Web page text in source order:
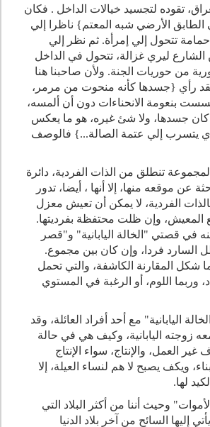
تقوده لتجسيد خيالات الداخل . فكان
الأرضي شبه المعتم} ناظرا إلي
تتحول إلي إمرأة. ثم نظر إلي
الشارع ليري غزالة، تتحول في الداخل
من حوريات الجنة. ولأن صاحبنا هنا
رأي {جسدها كأنه منحوت من مرمر،
بنعومة الانحناءات دون أن ألمسه،
كان جسدها، ولا شئ غيره، هو ما يعكس
يتسرب إلي عتمة الصالة...} فالوصف
تنطلق من الذات الفردية، دائرة
عن موقعه منها، إلا أنها ، أيضا، تدور
الفردية، لا يمكن أن تعيش معزل
المعيش، وإن ظلت محتفظة بفرديتها.
في قصتي "الخالة اليابانية" و"قصر
السارد فردا، وإن كان بين مجموع.
شكل المقارنة الكاشفة، والتي تحمل
وربما اللوم، أو الرغبة في المستوي
اليابانية" مع أحد أفراد العائلة، وقد
زوجته اليابانية، وكيف هي في حالة
العمل، والإنتاج، سواء الإنتاج
ويكف يصبح لا هم لنساء العيلة، إلا
لها.
وحيث أننا من أكثر البلاد التي
إليها السائح من آخر بلاد الدنيا